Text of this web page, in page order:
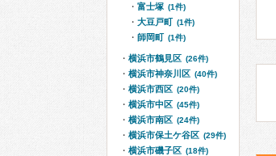
富士塚 (1件)
大豆戸町 (1件)
師岡町 (1件)
横浜市鶴見区 (26件)
横浜市神奈川区 (40件)
横浜市西区 (20件)
横浜市中区 (45件)
横浜市南区 (24件)
横浜市保土ケ谷区 (29件)
横浜市磯子区 (18件)